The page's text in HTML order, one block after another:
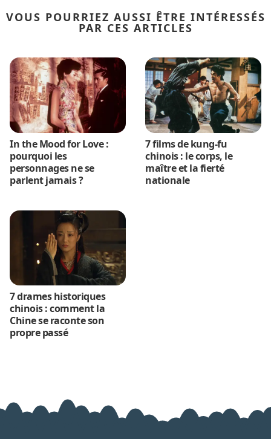
VOUS POURRIEZ AUSSI ÊTRE INTÉRESSÉS
PAR CES ARTICLES
In the Mood for Love :
pourquoi les
personnages ne se
parlent jamais ?
7 films de kung-fu
chinois : le corps, le
maître et la fierté
nationale
7 drames historiques
chinois : comment la
Chine se raconte son
propre passé